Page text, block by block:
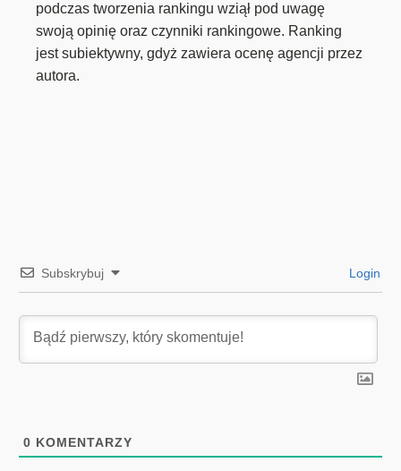
podczas tworzenia rankingu wziął pod uwagę
swoją opinię oraz czynniki rankingowe. Ranking
jest subiektywny, gdyż zawiera ocenę agencji przez
autora.
Subskrybuj Login
0 KOMENTARZY